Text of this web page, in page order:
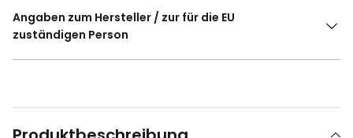
Angaben zum Hersteller / zur für die EU
zuständigen Person